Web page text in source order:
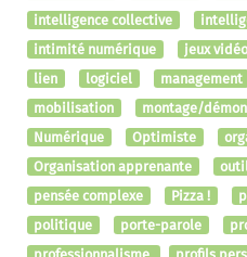
intelligence collective
intimité numérique
jeux
lien
logiciel management
mobilisation
montage/
Numérique
Optimiste
Organisation apprenante
pensée complexe
Pizza !
politique
porte-parole